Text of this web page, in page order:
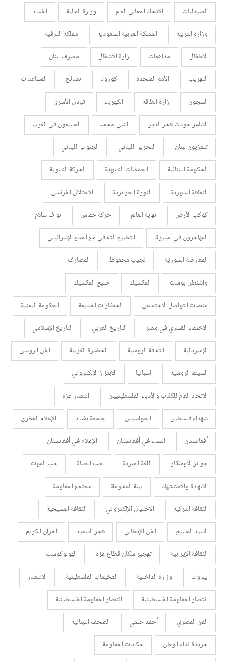
الصيدليات الاتحاد العمالي العام وزارة المالية
الفساد
وزارة التربية
المملكة العربية السعودية
مملكة الترفيه
الأطفال
مداهمات زارة الأشغال
مصرف لبنان
التهريب
الأمم المتحدة كورونا نصائح
المساعدات
السجون
زارة الطاقة الكهرباء
تبادل الأسرى
الشاعر جودت فخر الدين
النبي محمد
المسلمون في الغرب
تلفزيون لبنان
التحرير اللبناني
الجنوب اللبناني
الحكومة اللبنانية
الجمعيات النسوية
الحركة النسوية
الثقافة السورية
الثورة الجزائرية
الاحتلال الفرنسي
كوكب الأرض
نهاية العالم حركة حماس
نواف سلام
المهاجرون في أمييركا
التطبيع الثقافي مع العدو الإسرائيلي
المعارضة السورية
نجيب محفوظ
المصارف
واشنطن بوست
المكسيك
خليج المكسيك
منصات التواصل الاجتماعي
الحضارات القديمة
الحكومة اليمنية
الاختفاء القسري في مصر
التاريخ العربي
التاريخ الإسلامي
الإمبريالية
الثقافة الروسية الحضارة الغربية
الفن الروسي
السينما الروسية
اسبانيا
الابتزاز الإلكتروني
الاتحاد العام للكتّاب والأدباء الفلسطينيين
انتصار غزة
شهداء فلسطين
الجواسيس جامعة بغداد
الإعلام القطري
أفغانستان
النساء في أفغانستان
الإعلام في أفغانستان
جوائز الأوسكار
اللغة العبرية حب الحياة
حب الموت
الشهادة والاستشهاد
بيئة المقاومة
مجتمع المقاومة
الثقافة التركية
الاحتيال الإلكتروني
الثقافة المسيحية
السيد المسيح
الفن الإيطالي فجر السعيد
القرآن الكريم
الثقافة الإيرانية
تهجير سكان قطاع غزة
الهولوكوست
بيروت
وزارة الداخلية المخيمات الفلسطينية
الانتصار
انتصار المقاومة الفلسطينية
انتصار المقاومة الفلسطينية
الفن المصري
أحمد حلمي
الصحف اللبنانية
جريدة نداء الوطن
حكايات المقاومة